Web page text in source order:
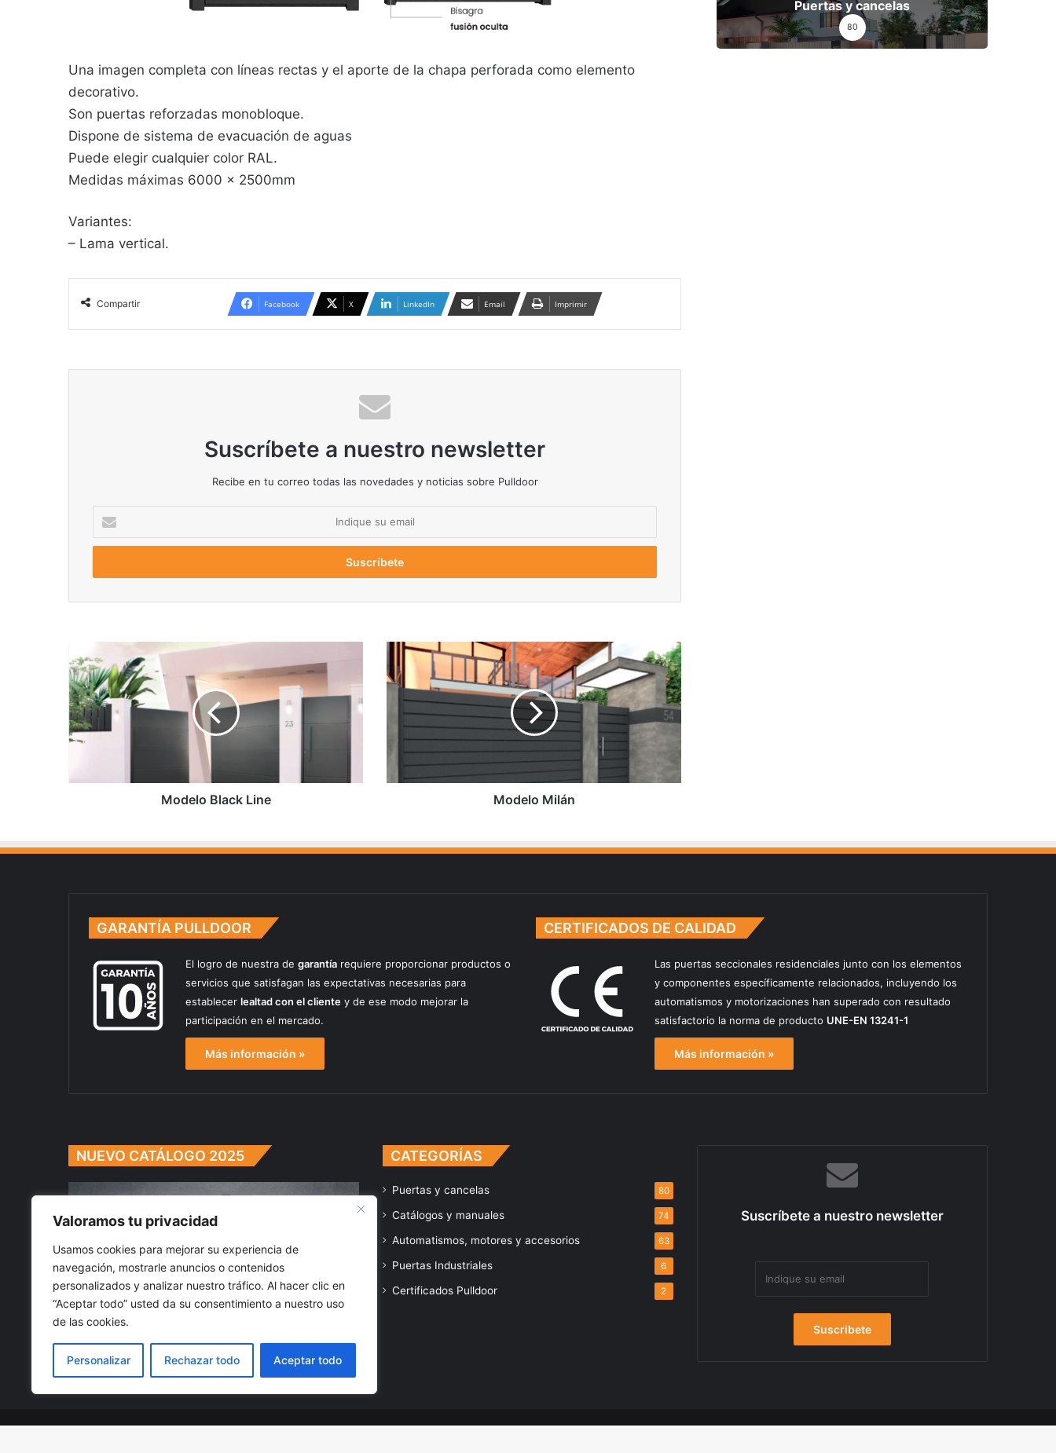
Valoramos tu privacidad
Usamos cookies para mejorar su experiencia de
navegación, mostrarle anuncios o contenidos
personalizados y analizar nuestro tráfico. Al hacer clic en
“Aceptar todo” usted da su consentimiento a nuestro uso
de las cookies.
Personalizar Rechazar todo Aceptar todo
Una imagen completa con líneas rectas y el aporte de la chapa perforada como elemento
decorativo.
Son puertas reforzadas monobloque.
Dispone de sistema de evacuación de aguas
Puede elegir cualquier color RAL.
Medidas máximas 6000 x 2500mm
Variantes:
– Lama vertical.
Compartir Facebook X LinkedIn Email Imprimir
Suscríbete a nuestro newsletter
Recibe en tu correo todas las novedades y noticias sobre Pulldoor
su
email
Black
Line
Modelo Black Line
Modelo
Milán
Modelo Milán
Puertas y cancelas
80
GARANTÍA PULLDOOR
El logro de nuestra de garantíarequiere proporcionar productos o
servicios que satisfagan las expectativas necesarias para
establecer lealtad con el clientey de ese modo mejorar la
participación en el mercado.
Más información »
CERTIFICADOS DE CALIDAD
Las puertas seccionales residenciales junto con los elementos
y componentes específicamente relacionados, incluyendo los
automatismos y motorizaciones han superado con resultado
satisfactorio la norma de producto UNE-EN 13241-1
Más información »
NUEVO CATÁLOGO 2025 CATEGORÍAS
Puertas y cancelas 80
Catálogos y manuales 74
Automatismos, motores y accesorios 63
Puertas Industriales 6
Certificados Pulldoor 2
Suscríbete a nuestro newsletter